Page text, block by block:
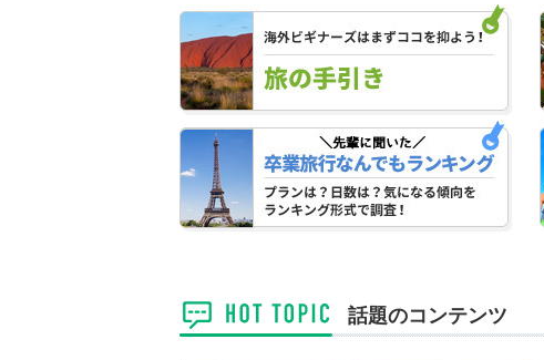
話題のコンテンツ